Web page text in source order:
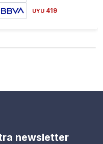
UYU 419
newsletter